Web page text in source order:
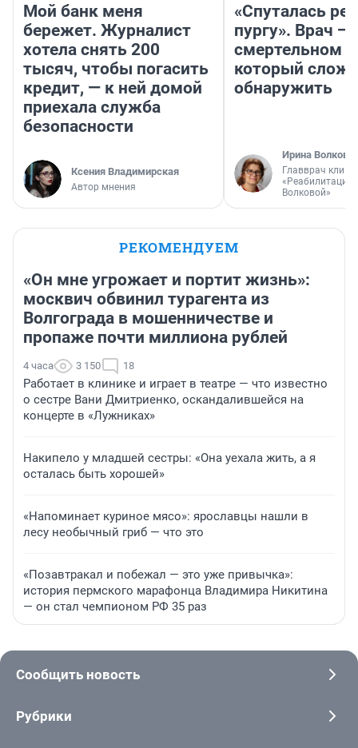
Мой банк меня
бережет. Журналист
хотела снять 200
тысяч, чтобы погасить
кредит, — к ней домой
приехала служба
безопасности
Ксения Владимирская
Автор мнения
«Спуталась
пургу». Врач —
смертельном
который
обнаружить
Ирина Волкова
Главврач
«Реабилитация
Волковой»
РЕКОМЕНДУЕМ
«Он мне угрожает и портит жизнь»:
москвич обвинил турагента из
Волгограда в мошенничестве и
пропаже почти миллиона рублей
4 часа 3 150 18
Работает в клинике и играет в театре — что известно
о сестре Вани Дмитриенко, оскандалившейся на
концерте в «Лужниках»
Накипело у младшей сестры: «Она уехала жить, а я
осталась быть хорошей»
«Напоминает куриное мясо»: ярославцы нашли в
лесу необычный гриб — что это
«Позавтракал и побежал — это уже привычка»:
история пермского марафонца Владимира Никитина
— он стал чемпионом РФ 35 раз
Сообщить новость
Рубрики